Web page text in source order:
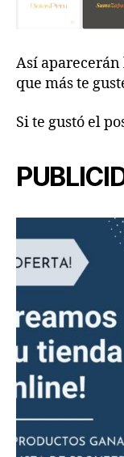
Así
que más te
Si te gustó el